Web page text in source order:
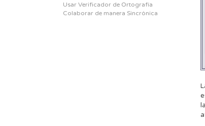
Usar Verificador de Ortografía
Colaborar de manera Sincrónica